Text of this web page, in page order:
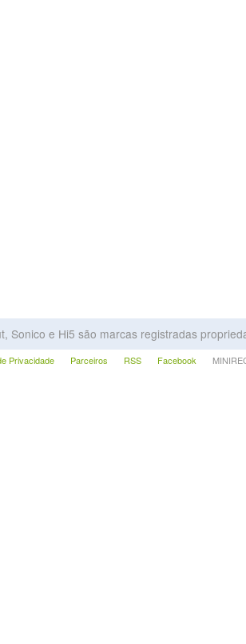
Sonico e Hi5 são marcas registradas
Privacidade Parceiros RSS Facebook